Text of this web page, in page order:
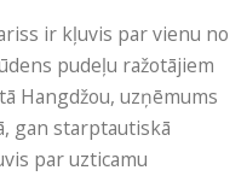
ir kļuvis par vienu no
pudeļu ražotājiem
Hangdžou, uzņēmums
gan starptautiskā
par uzticamu